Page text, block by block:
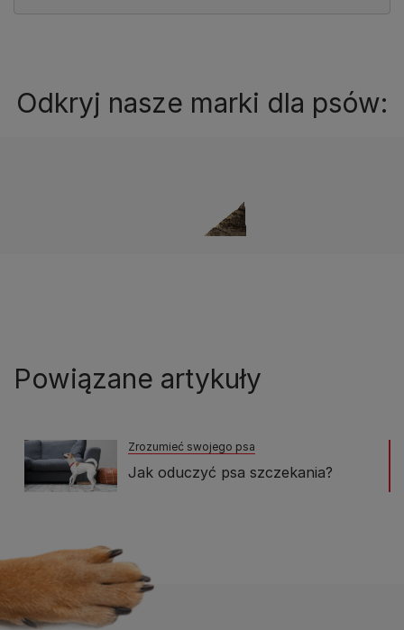
Odkryj nasze marki dla psów:
Powiązane artykuły
Zrozumieć swojego psa
Jak oduczyć psa szczekania?